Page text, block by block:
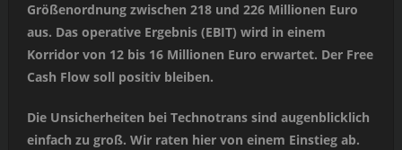
Größenordnung zwischen 218 und 226 Millionen Euro
aus. Das operative Ergebnis (EBIT) wird in einem
Korridor von 12 bis 16 Millionen Euro erwartet. Der Free
Cash Flow soll positiv bleiben.
Die Unsicherheiten bei Technotrans sind augenblicklich
einfach zu groß. Wir raten hier von einem Einstieg ab.